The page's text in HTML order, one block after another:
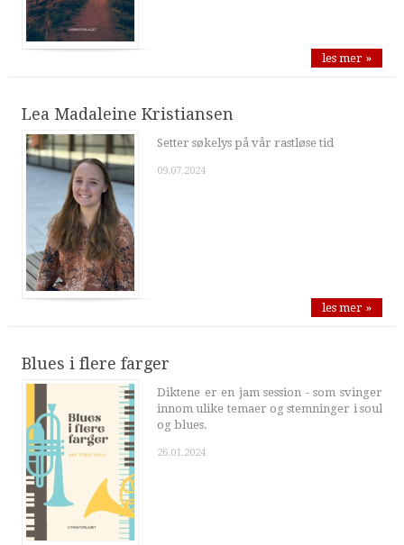
les mer »
Lea Madaleine Kristiansen
Setter søkelys på vår rastløse tid
09.07.2024
les mer »
Blues i flere farger
Diktene er en jam session - som svinger
innom ulike temaer og stemninger i soul
og blues.
26.01.2024